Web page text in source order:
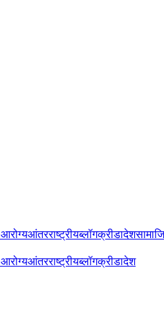
आरोग्यआंतरराष्ट्रीयब्लॉगक्रीडादेश
आरोग्यआंतरराष्ट्रीयब्लॉगक्रीडादेश